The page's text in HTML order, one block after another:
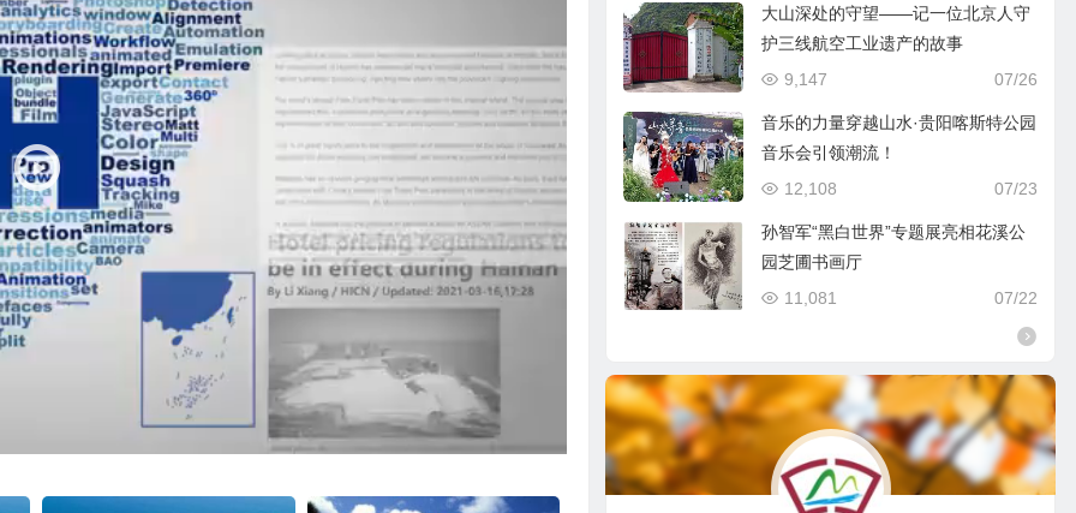
大山深处的守望——记一位北京人守
护三线航空工业遗产的故事
07/26
9,147
音乐的力量穿越山水·贵阳喀斯特公园
音乐会引领潮流！
07/23
12,108
孙智军“黑白世界”专题展亮相花溪公
园芝圃书画厅
07/22
11,081